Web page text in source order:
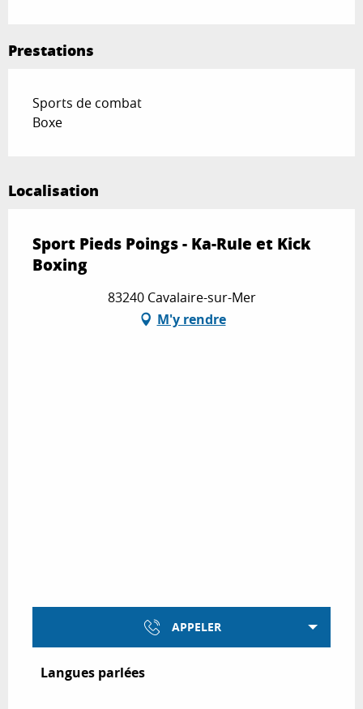
Prestations
Sports de combat
Boxe
Localisation
Sport Pieds Poings - Ka-Rule et Kick
Boxing
83240 Cavalaire-sur-Mer
M'y rendre
APPELER
Langues parlées
Langues parlées